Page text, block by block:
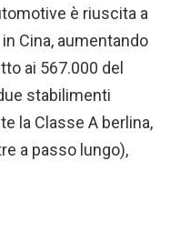
è riuscita a
Cina, aumentando
ai 567.000 del
stabilimenti
la Classe A berlina,
a passo lungo),